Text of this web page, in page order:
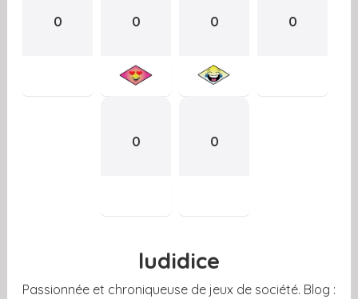
0 0 0 0
0 0
ludidice
Passionnée et chroniqueuse de jeux de société. Blog :